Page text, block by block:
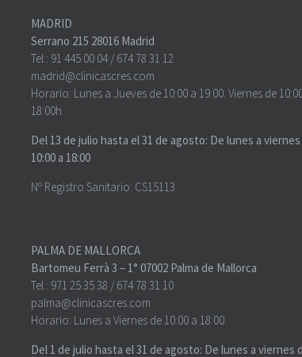
MADRID
Serrano 215 28016 Madrid
Tel.: 91 445 00 04/ 674 78 31 12
madrid@clinicascres.com
Horario: Lunes a Jueves de 10:00 a 19:00. Viernes de
18:00h
Del 13 de julio hasta el 31 de agosto: De lunes a
10:00 a 18:00
Nº Registro Sanitario: CS15113
PALMA DE MALLORCA
Bartomeu Ferrà 3 – 1° 07002 Palma de Mallorca
Tel.: 971 25 35 38 / 674 78 31 10
palma@clinicascres.com
Horario: Lunes a Viernes de 10:00 a 18:00.
Del 1 de julio hasta el 31 de agosto: De lunes a viernes